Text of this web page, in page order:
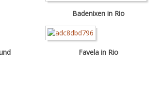
Badenixen in Rio
Favela in Rio